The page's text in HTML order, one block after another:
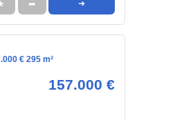
➦ ➜
€ 295 m²
157.000 €